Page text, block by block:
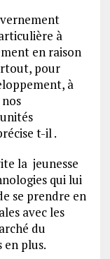
à
en raison
pour
à
t-il .
la jeunesse
qui lui
se prendre en
avec les
du
en plus.